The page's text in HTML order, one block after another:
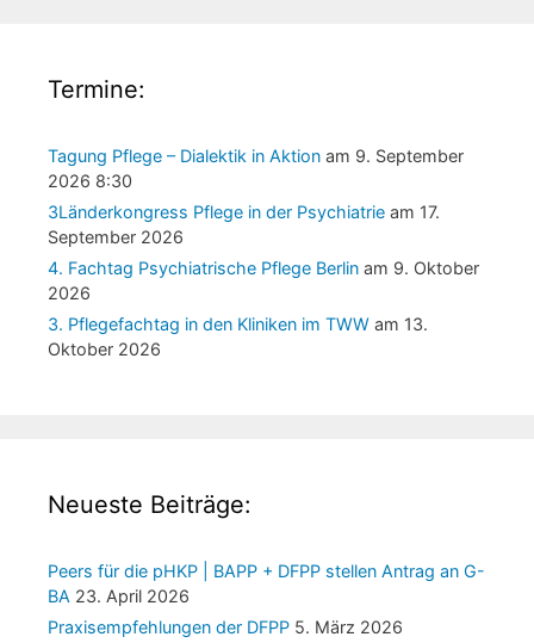
Termine:
Tagung Pflege – Dialektik in Aktion am 9. September
2026 8:30
3Länderkongress Pflege in der Psychiatrie am 17.
September 2026
4. Fachtag Psychiatrische Pflege Berlin am 9. Oktober
2026
3. Pflegefachtag in den Kliniken im TWW am 13.
Oktober 2026
Neueste Beiträge:
Peers für die pHKP | BAPP + DFPP stellen Antrag an G-
BA 23. April 2026
Praxisempfehlungen der DFPP 5. März 2026